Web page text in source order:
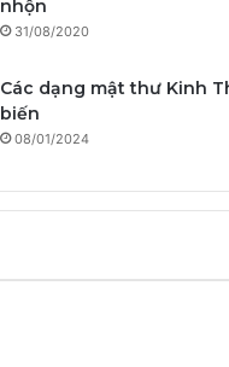
nhộn
31/08/2020
Các dạng mật thư Kinh
biến
08/01/2024